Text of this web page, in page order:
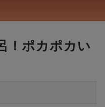
！ポカポカい